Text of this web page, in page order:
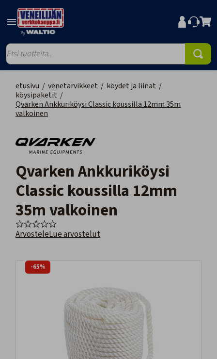
etusivu / venetarvikkeet / köydet ja liinat /
köysipaketit /
Qvarken Ankkuriköysi Classic koussilla 12mm 35m
valkoinen
Qvarken Ankkuriköysi
Classic koussilla 12mm
35m valkoinen
ArvosteleLue arvostelut
-65%